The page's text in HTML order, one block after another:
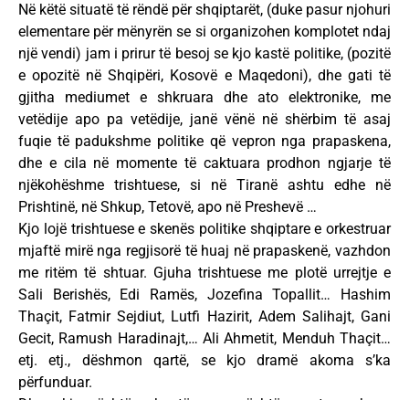
Në këtë situatë të rëndë për shqiptarët, (duke pasur njohuri
elementare për mënyrën se si organizohen komplotet ndaj
një vendi) jam i prirur të besoj se kjo kastë politike, (pozitë
e opozitë në Shqipëri, Kosovë e Maqedoni), dhe gati të
gjitha mediumet e shkruara dhe ato elektronike, me
vetëdije apo pa vetëdije, janë vënë në shërbim të asaj
fuqie të padukshme politike që vepron nga prapaskena,
dhe e cila në momente të caktuara prodhon ngjarje të
njëkohëshme trishtuese, si në Tiranë ashtu edhe në
Prishtinë, në Shkup, Tetovë, apo në Preshevë …
Kjo lojë trishtuese e skenës politike shqiptare e orkestruar
mjaftë mirë nga regjisorë të huaj në prapaskenë, vazhdon
me ritëm të shtuar. Gjuha trishtuese me plotë urrejtje e
Sali Berishës, Edi Ramës, Jozefina Topallit… Hashim
Thaçit, Fatmir Sejdiut, Lutfi Hazirit, Adem Salihajt, Gani
Gecit, Ramush Haradinajt,… Ali Ahmetit, Menduh Thaçit…
etj. etj., dëshmon qartë, se kjo dramë akoma s’ka
përfunduar.